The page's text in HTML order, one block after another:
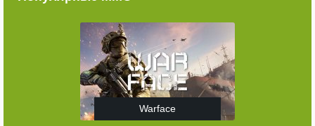
Warface